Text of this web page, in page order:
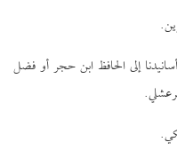
إلى الحافظ ابن حجر أو فضل